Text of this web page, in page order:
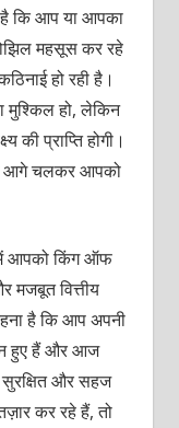
कि आप या आपका
महसूस कर रहे
हो रही है।
मुश्किल हो, लेकिन
की प्राप्‍ति होगी।
आगे चलकर आपको
में आपको किंग ऑफ
मजबूत वित्तीय
है कि आप अपनी
हुए हैं और आज
और सहज
कर रहे हैं, तो